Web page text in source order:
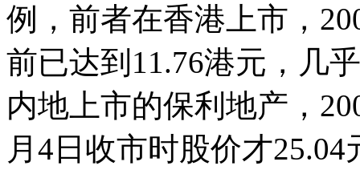
例，前者在香港上市，
前已达到11.76港元，几
内地上市的保利地产，
月4日收市时股价才